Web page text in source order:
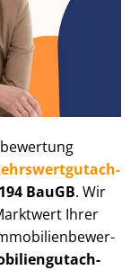
BauGB. Wir
Ihrer